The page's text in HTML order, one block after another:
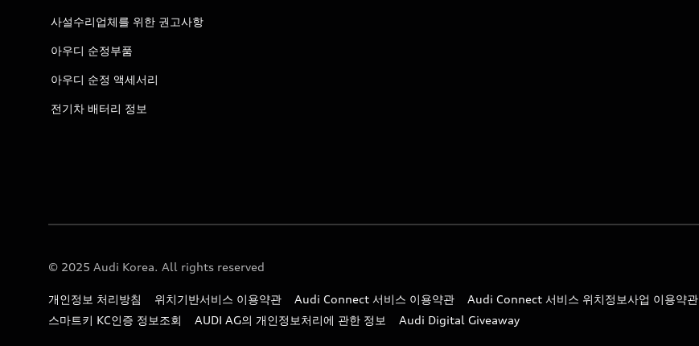
사설수리업체를 위한 권고사항
아우디 순정부품
아우디 순정 액세서리
전기차 배터리 정보
© 2025 Audi Korea. All rights reserved
개인정보 처리방침 위치기반서비스 이용약관 Audi Connect 서비스 이용약관 Audi Connect 서비스 위치정보사업 이용약관
스마트키 KC인증 정보조회
AUDI AG의 개인정보처리에 관한 정보 Audi Digital Giveaway